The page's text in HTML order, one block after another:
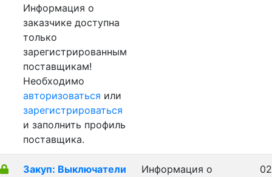
Информация о
заказчике доступна
только
зарегистрированным
поставщикам!
Необходимо
авторизоваться или
зарегистрироваться
и заполнить профиль
поставщика.
Закуп: Выключатели
Информация о